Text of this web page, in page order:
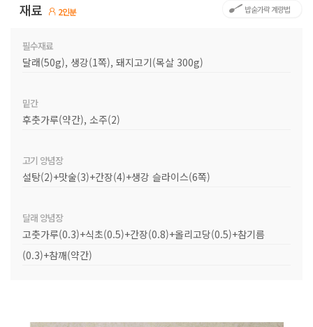
재료 2인분 밥숟가락 계량법
필수재료
달래(50g), 생강(1쪽), 돼지고기(목살 300g)
밑간
후춧가루(약간), 소주(2)
고기 양념장
설탕(2)+맛술(3)+간장(4)+생강 슬라이스(6쪽)
달래 양념장
고춧가루(0.3)+식초(0.5)+간장(0.8)+올리고당(0.5)+참기름
(0.3)+참깨(약간)